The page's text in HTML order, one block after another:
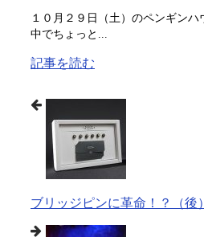
１０月２９日（土）のペンギン
中でちょっと...
記事を読む
ブリッジピンに革命！？（後）